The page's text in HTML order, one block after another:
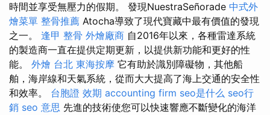
時間並享受無壓力的假期。 發現NuestraSeñorade 中式外
燴菜單 整骨推薦 Atocha導致了現代寶藏中最有價值的發現
之一。 逢甲 整骨 外燴廠商 自2016年以來，各種雷達系統
的製造商一直在提供定期更新，以提供新功能和更好的性
能。 外燴 台北 東海按摩 它有助於識別障礙物，其他船
舶，海岸線和天氣系統，從而大大提高了海上交通的安全性
和效率。 台胞證 效期 accounting firm seo是什么 seo行
銷 seo 意思 先進的技術使您可以快速響應不斷變化的海洋